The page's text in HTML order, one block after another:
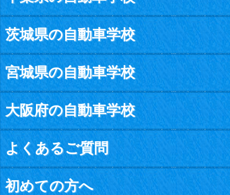
茨城県の自動車学校
宮城県の自動車学校
大阪府の自動車学校
よくあるご質問
初めての方へ